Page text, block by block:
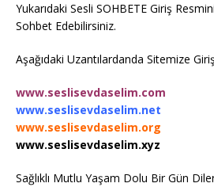
Yukarıdaki Sesli SOHBETE Giriş
Sohbet Edebilirsiniz.
Aşağıdaki Uzantılardanda Sitemize
www.seslisevdaselim.com
www.seslisevdaselim.net
www.seslisevdaselim.org
www.seslisevdaselim.xyz
Sağlıklı Mutlu Yaşam Dolu Bir Gün